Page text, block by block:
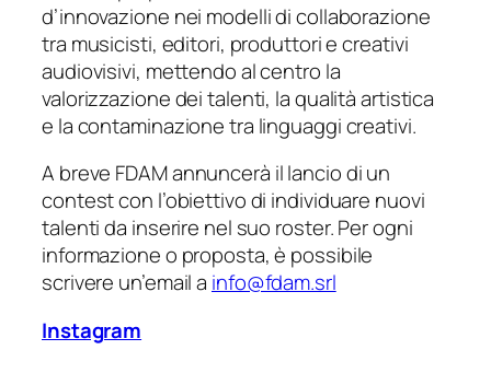
d’innovazione nei modelli di collaborazione
tra musicisti, editori, produttori e creativi
audiovisivi, mettendo al centro la
valorizzazione dei talenti, la qualità artistica
e la contaminazione tra linguaggi creativi.
A breve FDAM annuncerà il lancio di un
contest con l’obiettivo di individuare nuovi
talenti da inserire nel suo roster. Per ogni
informazione o proposta, è possibile
scrivere un’email a info@fdam.srl
Instagram